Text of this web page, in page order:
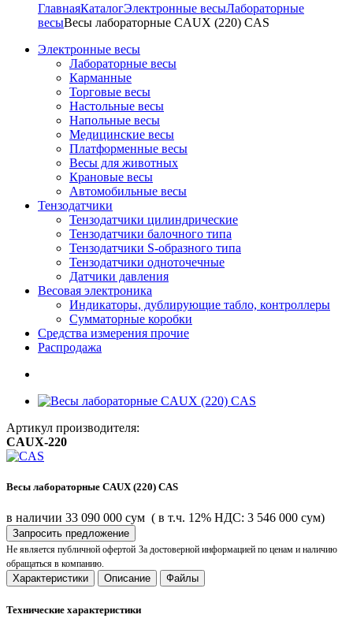
ГлавнаяКаталогЭлектронные весыЛабораторные
весыВесы лабораторные CAUX (220) CAS
Электронные весы
Лабораторные весы
Карманные
Торговые весы
Настольные весы
Напольные весы
Медицинские весы
Платформенные весы
Весы для животных
Крановые весы
Автомобильные весы
Тензодатчики
Тензодатчики цилиндрические
Тензодатчики балочного типа
Тензодатчики S-образного типа
Тензодатчики одноточечные
Датчики давления
Весовая электроника
Индикаторы, дублирующие табло, контроллеры
Сумматорные коробки
Средства измерения прочие
Распродажа
Артикул производителя:
CAUX-220
Весы лабораторные CAUX (220) CAS
в наличии 33 090 000 сум ( в т.ч. 12% НДС: 3 546 000 сум)
Запросить предложение
Не является публичной офертой За достоверной информацией по ценам и наличию
обращаться в компанию.
Характеристики Описание Файлы
Технические характеристики